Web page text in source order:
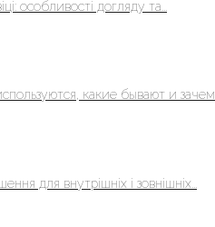
особливості догляду та...
какие бывают и
для внутрішніх і зовнішніх...